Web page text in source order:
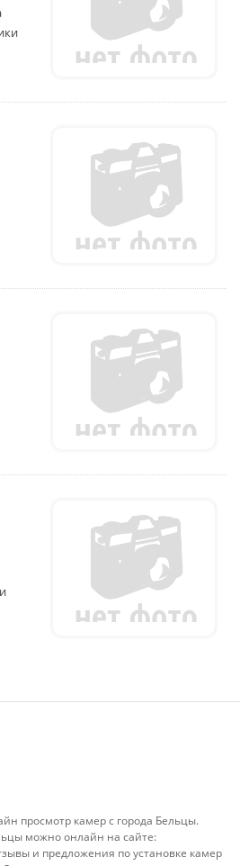
просмотр камер с города Бельцы.
можно онлайн на сайте:
и предложения по установке камер